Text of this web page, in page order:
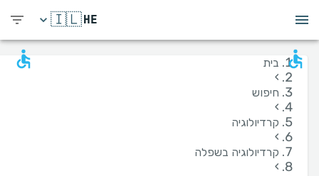
HE
🇮🇱
בית
›
חיפוש
›
קרדיולוגיה
›
קרדיולוגיה בשפלה
›